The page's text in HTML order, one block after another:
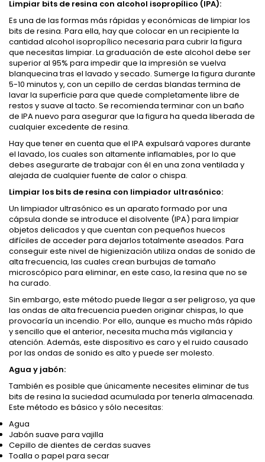
Limpiar bits de resina con alcohol isopropílico (IPA):
Es una de las formas más rápidas y económicas de limpiar los
bits de resina. Para ella, hay que colocar en un recipiente la
cantidad alcohol isopropílico necesaria para cubrir la figura
que necesitas limpiar. La graduación de este alcohol debe ser
superior al 95% para impedir que la impresión se vuelva
blanquecina tras el lavado y secado. Sumerge la figura durante
5-10 minutos y, con un cepillo de cerdas blandas termina de
lavar la superficie para que quede completamente libre de
restos y suave al tacto. Se recomienda terminar con un baño
de IPA nuevo para asegurar que la figura ha queda liberada de
cualquier excedente de resina.
Hay que tener en cuenta que el IPA expulsará vapores durante
el lavado, los cuales son altamente inflamables, por lo que
debes asegurarte de trabajar con él en una zona ventilada y
alejada de cualquier fuente de calor o chispa.
Limpiar los bits de resina con limpiador ultrasónico:
Un limpiador ultrasónico es un aparato formado por una
cápsula donde se introduce el disolvente (IPA) para limpiar
objetos delicados y que cuentan con pequeños huecos
difíciles de acceder para dejarlos totalmente aseados. Para
conseguir este nivel de higienización utiliza ondas de sonido de
alta frecuencia, las cuales crean burbujas de tamaño
microscópico para eliminar, en este caso, la resina que no se
ha curado.
Sin embargo, este método puede llegar a ser peligroso, ya que
las ondas de alta frecuencia pueden originar chispas, lo que
provocaría un incendio. Por ello, aunque es mucho más rápido
y sencillo que el anterior, necesita mucha más vigilancia y
atención. Además, este dispositivo es caro y el ruido causado
por las ondas de sonido es alto y puede ser molesto.
Agua y jabón:
También es posible que únicamente necesites eliminar de tus
bits de resina la suciedad acumulada por tenerla almacenada.
Este método es básico y sólo necesitas:
Agua
Jabón suave para vajilla
Cepillo de dientes de cerdas suaves
Toalla o papel para secar